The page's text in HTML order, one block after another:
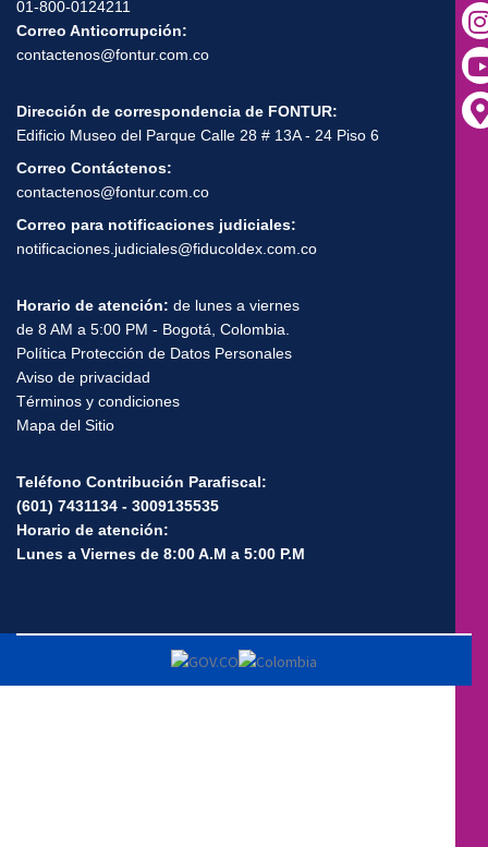
01-800-0124211
Correo Anticorrupción:
contactenos@fontur.com.co
Dirección de correspondencia de FONTUR:
Edificio Museo del Parque Calle 28 # 13A - 24 Piso 6
Correo Contáctenos:
contactenos@fontur.com.co
Correo para notificaciones judiciales:
notificaciones.judiciales@fiducoldex.com.co
Horario de atención: de lunes a viernes
de 8 AM a 5:00 PM - Bogotá, Colombia.
Política Protección de Datos Personales
Aviso de privacidad
Términos y condiciones
Mapa del Sitio
Teléfono Contribución Parafiscal:
(601) 7431134 - 3009135535
Horario de atención:
Lunes a Viernes de 8:00 A.M a 5:00 P.M